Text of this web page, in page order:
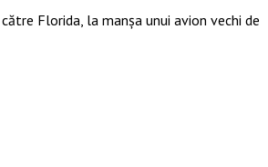
Florida, la manșa unui avion vechi de